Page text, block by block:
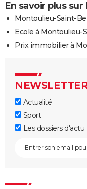
En savoir plus
Montoulieu-Saint-
Ecole à Montoulieu-
Prix immobilier à
Actualité
Sport
Les dossiers d'actu